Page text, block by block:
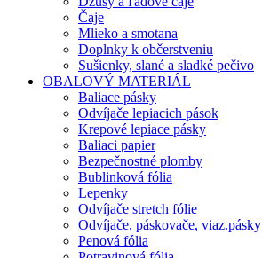
Čaje
Mlieko a smotana
Doplnky k občerstveniu
Sušienky, slané a sladké pečivo
OBALOVÝ MATERIÁL
Baliace pásky
Odvíjače lepiacich pások
Krepové lepiace pásky
Baliaci papier
Bezpečnostné plomby
Bublinková fólia
Lepenky
Odvíjače stretch fólie
Odvíjače, páskovače, viaz.pásky
Penová fólia